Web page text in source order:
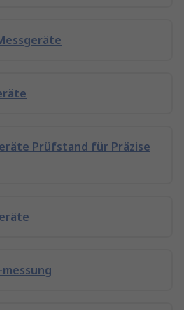
Prüfstand für Präzise